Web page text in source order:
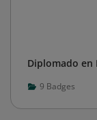
Diplomado en
9 Badges